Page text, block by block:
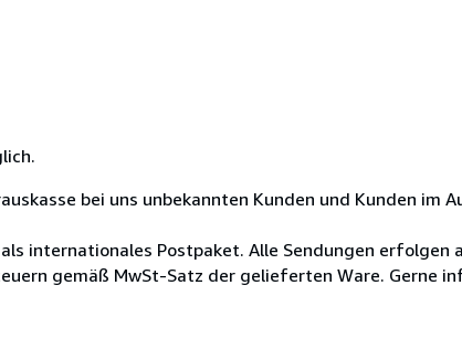
bei uns unbekannten Kunden und Kunden im
internationales Postpaket. Alle Sendungen erfolgen
gemäß MwSt-Satz der gelieferten Ware. Gerne